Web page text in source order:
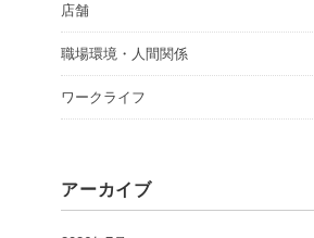
店舗
職場環境・人間関係
ワークライフ
アーカイブ